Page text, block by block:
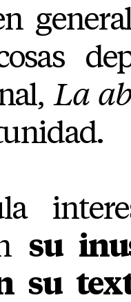
La
su
su